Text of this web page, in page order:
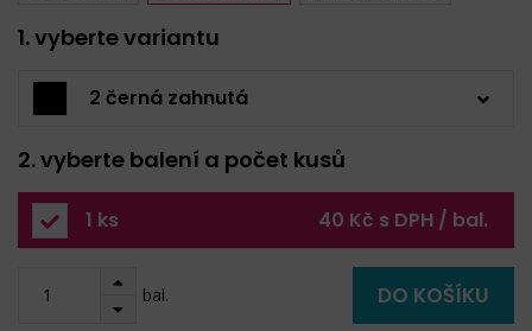
1. vyberte variantu
2 černá zahnutá
2. vyberte balení a počet kusů
1 ks 40 Kč s DPH / bal.
bal. DO KOŠÍKU